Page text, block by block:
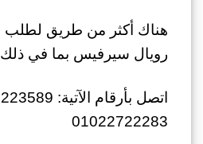
هناك أكثر من طريق لطلب
رويال سيرفيس بما في
01022722283